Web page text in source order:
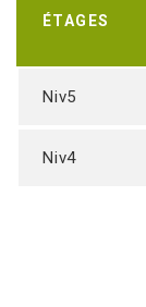
ÉTAGES
Niv5
Niv4